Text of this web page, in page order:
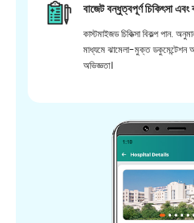
বাজেট বন্ধুত্বপূর্ণ চিকিৎসা
কাস্টমাইজড চিকিত্সা বিকল্প পান.
মাধ্যমে ঝামেলা-মুক্ত
অভিজ্ঞতা।